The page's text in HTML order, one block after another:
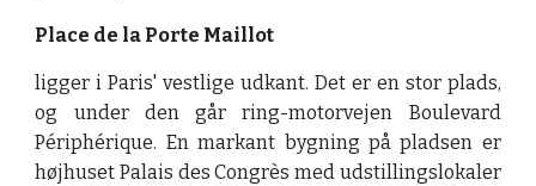
Place de la Porte Maillot
ligger i Paris' vestlige udkant. Det er en stor plads,
og under den går ring-motorvejen Boulevard
Périphérique. En markant bygning på pladsen er
højhuset Palais des Congrès med udstillingslokaler